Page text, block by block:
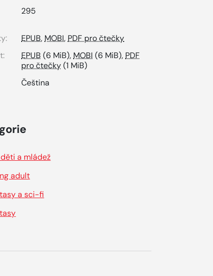
295
EPUB, MOBI, PDF pro čtečky
EPUB (6 MiB), MOBI (6 MiB), PDF
pro čtečky(1 MiB)
Čeština
a mládež
adult
a sci-fi